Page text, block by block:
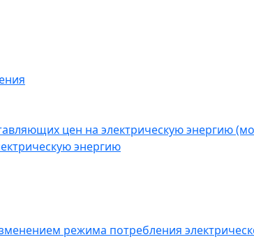
цен на электрическую энергию
энергию
режима потребления